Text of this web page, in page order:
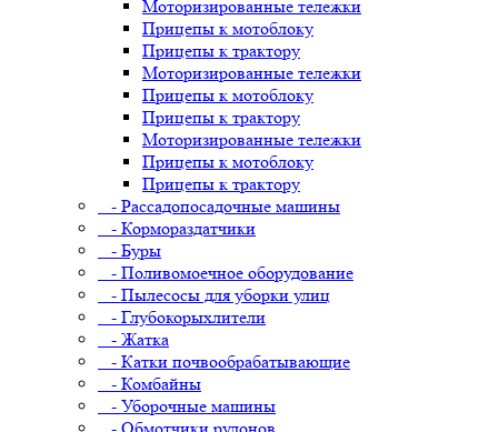
Моторизированные тележки
Прицепы к мотоблоку
Прицепы к трактору
Моторизированные тележки
Прицепы к мотоблоку
Прицепы к трактору
Моторизированные тележки
Прицепы к мотоблоку
Прицепы к трактору
- Рассадопосадочные машины
- Кормораздатчики
- Буры
- Поливомоечное оборудование
- Пылесосы для уборки улиц
- Глубокорыхлители
- Жатка
- Катки почвообрабатывающие
- Комбайны
- Уборочные машины